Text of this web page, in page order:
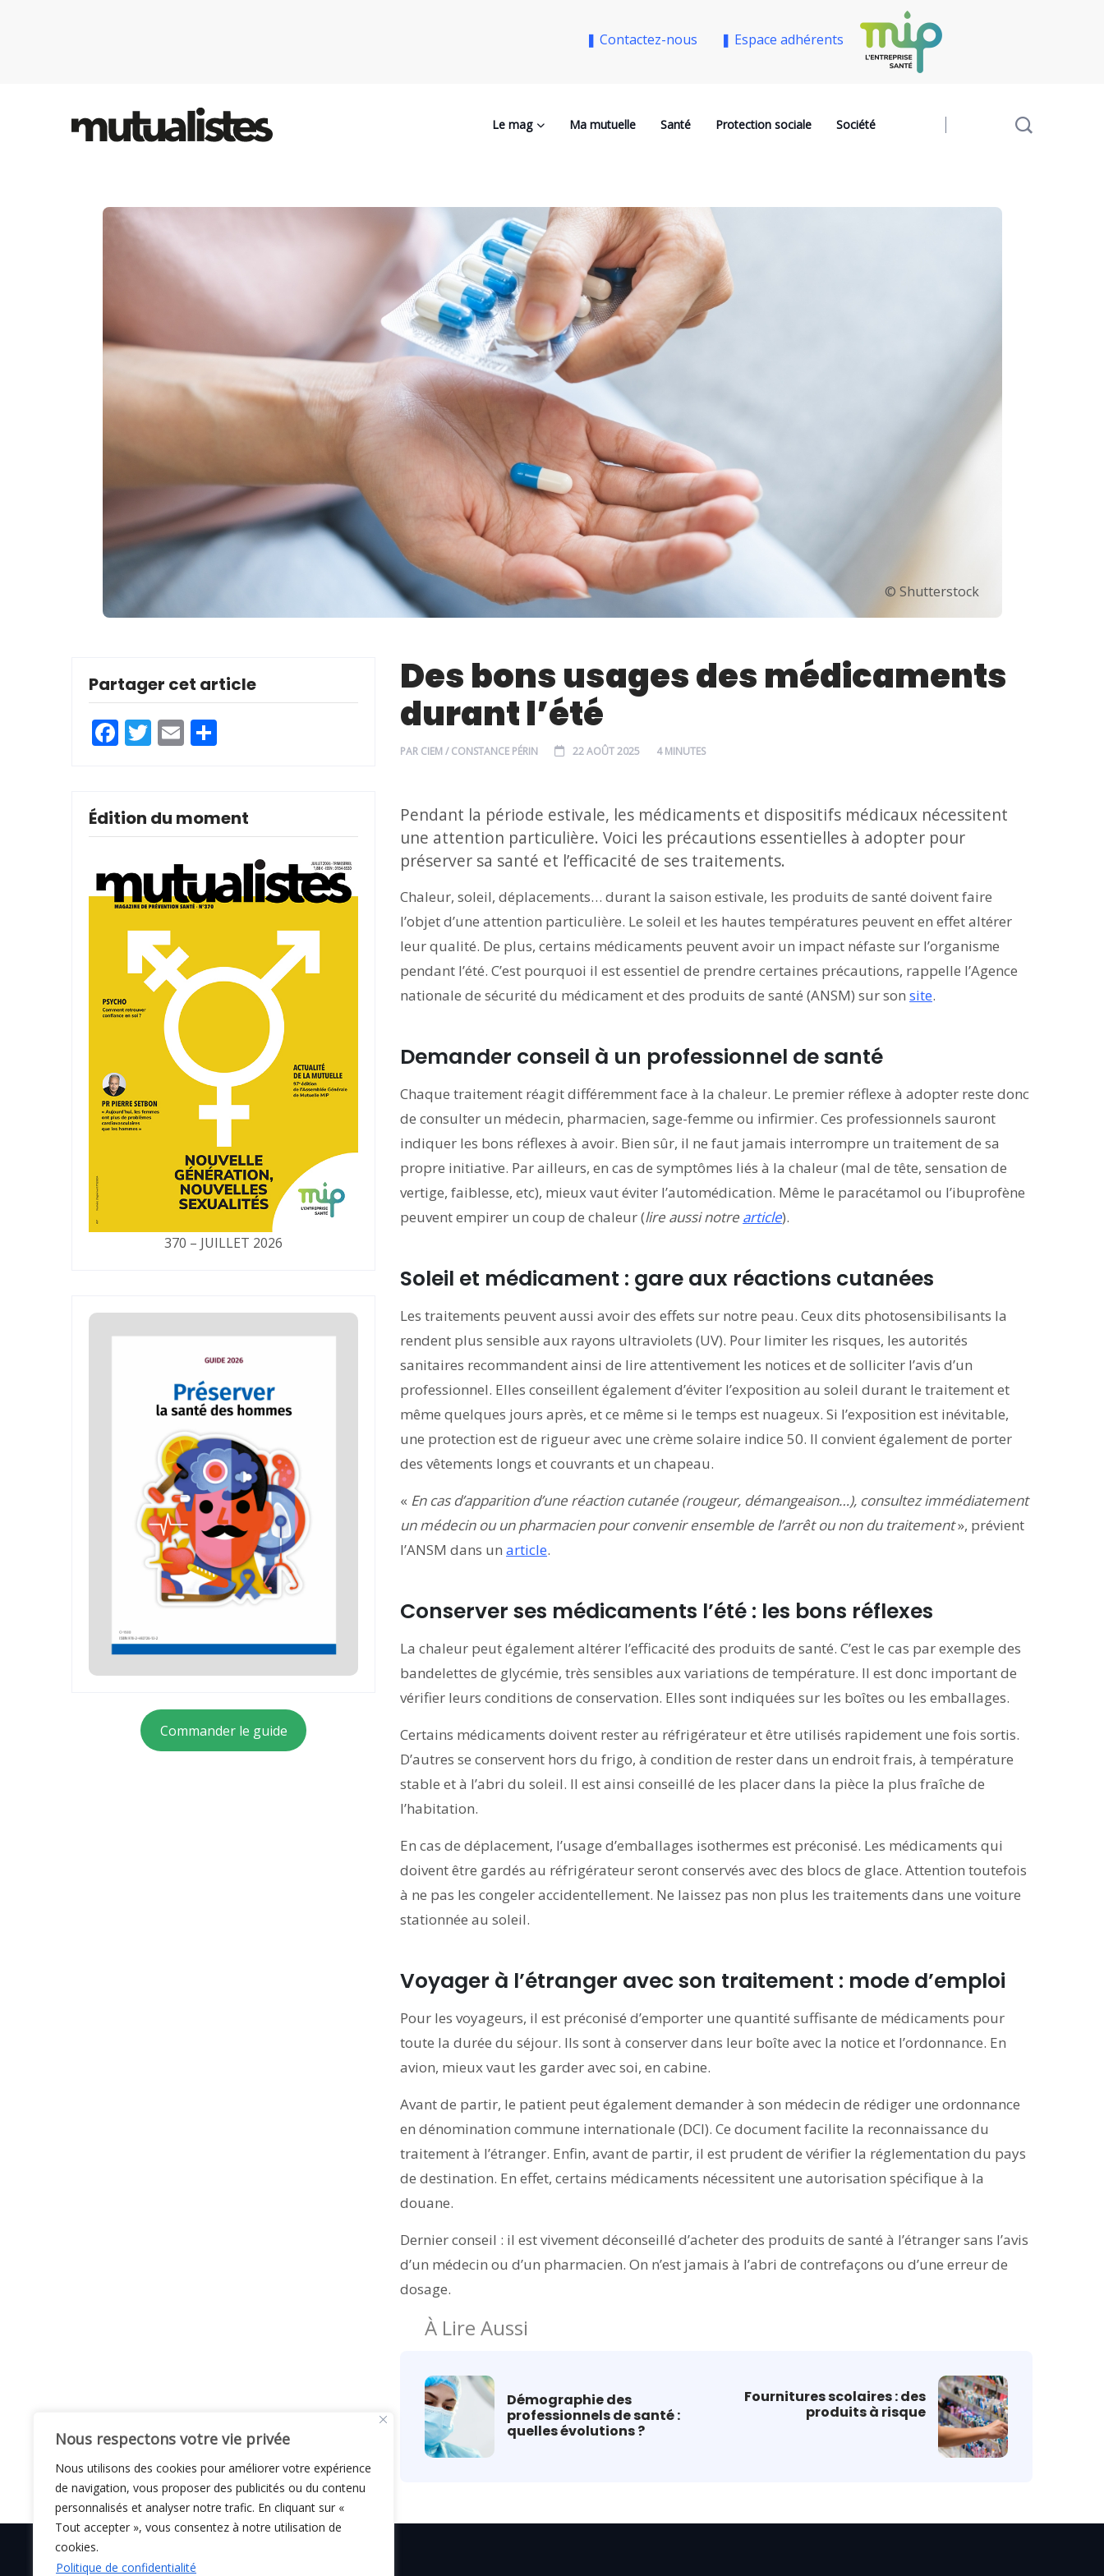
Nous respectons votre vie privée
Nous utilisons des cookies pour améliorer votre expérience
de navigation, vous proposer des publicités ou du contenu
personnalisés et analyser notre trafic. En cliquant sur «
Tout accepter », vous consentez à notre utilisation de
cookies.
Politique de confidentialité
❚ Contactez-nous ❚ Espace adhérents
Le mag Ma mutuelle Santé Protection sociale Société
© Shutterstock
Partager cet article
Facebook
Twitter
Email
Édition du moment
370 – JUILLET 2026
Commander le guide
Des bons usages des médicaments
durant l’été
PAR CIEM / CONSTANCE PÉRIN 22 AOÛT 2025 4 MINUTES
Pendant la période estivale, les médicaments et dispositifs médicaux nécessitent
une attention particulière. Voici les précautions essentielles à adopter pour
préserver sa santé et l’efficacité de ses traitements.
Chaleur, soleil, déplacements… durant la saison estivale, les produits de santé doivent faire
l’objet d’une attention particulière. Le soleil et les hautes températures peuvent en effet altérer
leur qualité. De plus, certains médicaments peuvent avoir un impact néfaste sur l’organisme
pendant l’été. C’est pourquoi il est essentiel de prendre certaines précautions, rappelle l’Agence
nationale de sécurité du médicament et des produits de santé (ANSM) sur son site.
Demander conseil à un professionnel de santé
Chaque traitement réagit différemment face à la chaleur. Le premier réflexe à adopter reste donc
de consulter un médecin, pharmacien, sage-femme ou infirmier. Ces professionnels sauront
indiquer les bons réflexes à avoir. Bien sûr, il ne faut jamais interrompre un traitement de sa
propre initiative. Par ailleurs, en cas de symptômes liés à la chaleur (mal de tête, sensation de
vertige, faiblesse, etc), mieux vaut éviter l’automédication. Même le paracétamol ou l’ibuprofène
peuvent empirer un coup de chaleur (lire aussi notre article).
Soleil et médicament : gare aux réactions cutanées
Les traitements peuvent aussi avoir des effets sur notre peau. Ceux dits photosensibilisants la
rendent plus sensible aux rayons ultraviolets (UV). Pour limiter les risques, les autorités
sanitaires recommandent ainsi de lire attentivement les notices et de solliciter l’avis d’un
professionnel. Elles conseillent également d’éviter l’exposition au soleil durant le traitement et
même quelques jours après, et ce même si le temps est nuageux. Si l’exposition est inévitable,
une protection est de rigueur avec une crème solaire indice 50. Il convient également de porter
des vêtements longs et couvrants et un chapeau.
« En cas d’apparition d’une réaction cutanée (rougeur, démangeaison…), consultez immédiatement
un médecin ou un pharmacien pour convenir ensemble de l’arrêt ou non du traitement», prévient
l’ANSM dans un article.
Conserver ses médicaments l’été : les bons réflexes
La chaleur peut également altérer l’efficacité des produits de santé. C’est le cas par exemple des
bandelettes de glycémie, très sensibles aux variations de température. Il est donc important de
vérifier leurs conditions de conservation. Elles sont indiquées sur les boîtes ou les emballages.
Certains médicaments doivent rester au réfrigérateur et être utilisés rapidement une fois sortis.
D’autres se conservent hors du frigo, à condition de rester dans un endroit frais, à température
stable et à l’abri du soleil. Il est ainsi conseillé de les placer dans la pièce la plus fraîche de
l’habitation.
En cas de déplacement, l’usage d’emballages isothermes est préconisé. Les médicaments qui
doivent être gardés au réfrigérateur seront conservés avec des blocs de glace. Attention toutefois
à ne pas les congeler accidentellement. Ne laissez pas non plus les traitements dans une voiture
stationnée au soleil.
Voyager à l’étranger avec son traitement : mode d’emploi
Pour les voyageurs, il est préconisé d’emporter une quantité suffisante de médicaments pour
toute la durée du séjour. Ils sont à conserver dans leur boîte avec la notice et l’ordonnance. En
avion, mieux vaut les garder avec soi, en cabine.
Avant de partir, le patient peut également demander à son médecin de rédiger une ordonnance
en dénomination commune internationale (DCI). Ce document facilite la reconnaissance du
traitement à l’étranger. Enfin, avant de partir, il est prudent de vérifier la réglementation du pays
de destination. En effet, certains médicaments nécessitent une autorisation spécifique à la
douane.
Dernier conseil : il est vivement déconseillé d’acheter des produits de santé à l’étranger sans l’avis
d’un médecin ou d’un pharmacien. On n’est jamais à l’abri de contrefaçons ou d’une erreur de
dosage.
À Lire Aussi
Démographie des
professionnels de santé :
quelles évolutions ?
Fournitures scolaires : des
produits à risque